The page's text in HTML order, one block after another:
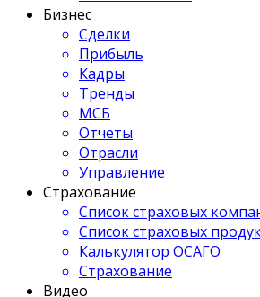
Бизнес
Сделки
Прибыль
Кадры
Тренды
МСБ
Отчеты
Отрасли
Управление
Страхование
Список страховых
Список страховых
Калькулятор ОСАГО
Страхование
Видео